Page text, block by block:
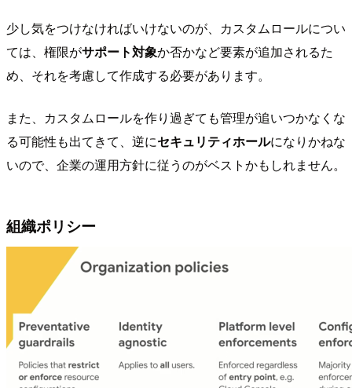
少し気をつけなければいけないのが、カスタムロールについ
ては、権限がサポート対象か否かなど要素が追加されるた
め、それを考慮して作成する必要があります。
また、カスタムロールを作り過ぎても管理が追いつかなくな
る可能性も出てきて、逆にセキュリティホールになりかねな
いので、企業の運用方針に従うのがベストかもしれません。
組織ポリシー